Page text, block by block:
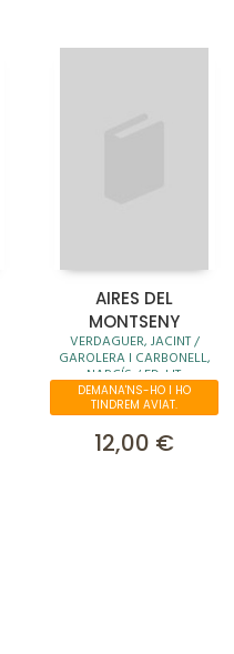
AIRES DEL
MONTSENY
VERDAGUER, JACINT /
GAROLERA I CARBONELL,
NARCÍS / ED. LIT.
DEMANA'NS-HO I HO
TINDREM AVIAT.
12,00 €